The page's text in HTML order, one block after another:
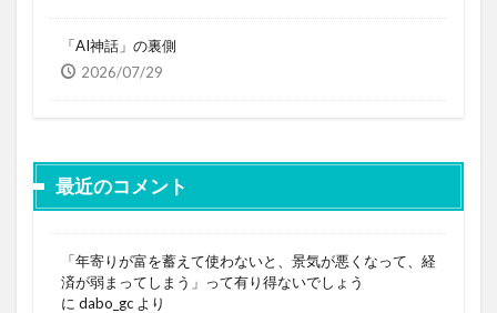
「AI神話」の裏側
2026/07/29
最近のコメント
「年寄りが富を蓄えて使わないと、景気が悪くなって、経
済が弱まってしまう」って有り得ないでしょう
に dabo_gc より